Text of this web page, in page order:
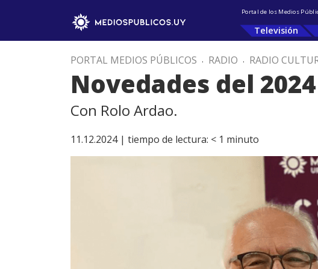
Portal de los Medios
Televisión
PORTAL MEDIOS PÚBLICOS . RADIO . RADIO
Novedades del 2024
Con Rolo Ardao.
11.12.2024 | tiempo de lectura: < 1 minuto